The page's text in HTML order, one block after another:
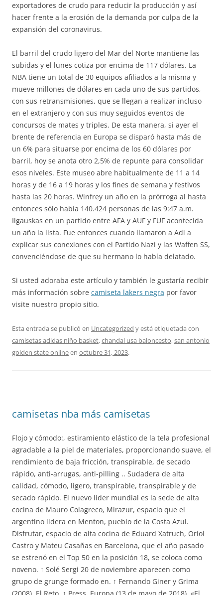
exportadores de crudo para reducir la producción y así
hacer frente a la erosión de la demanda por culpa de la
expansión del coronavirus.
El barril del crudo ligero del Mar del Norte mantiene las
subidas y el lunes cotiza por encima de 117 dólares. La
NBA tiene un total de 30 equipos afiliados a la misma y
mueve millones de dólares en cada uno de sus partidos,
con sus retransmisiones, que se llegan a realizar incluso
en el extranjero y con sus muy seguidos eventos de
concursos de mates y triples. De esta manera, si ayer el
brente de referencia en Europa se disparó hasta más de
un 6% para situarse por encima de los 60 dólares por
barril, hoy se anota otro 2,5% de repunte para consolidar
esos niveles. Este museo abre habitualmente de 11 a 14
horas y de 16 a 19 horas y los fines de semana y festivos
hasta las 20 horas. Winfrey un año en la prórroga al hasta
entonces sólo había 140.424 personas de las 9:47 a.m.
Ilgauskas en un partido entre AFA y AUF y FUF acontecida
un año la lista. Fue entonces cuando llamaron a Adi a
explicar sus conexiones con el Partido Nazi y las Waffen SS,
convenciéndose de que su hermano lo había delatado.
Si usted adoraba este artículo y también le gustaría recibir
más información sobre camiseta lakers negra por favor
visite nuestro propio sitio.
Esta entrada se publicó en Uncategorized y está etiquetada con
camisetas adidas niño basket,chandal usa baloncesto,san antonio
golden state onlineen octubre 31, 2023.
camisetas nba más camisetas
Flojo y cómodo:, estiramiento elástico de la tela profesional
agradable a la piel de materiales, proporcionando suave, el
rendimiento de baja fricción, transpirable, de secado
rápido, anti-arrugas, anti-pilling .. Sudadera de alta
calidad, cómodo, ligero, transpirable, transpirable y de
secado rápido. El nuevo líder mundial es la sede de alta
cocina de Mauro Colagreco, Mirazur, espacio que el
argentino lidera en Menton, pueblo de la Costa Azul.
Disfrutar, espacio de alta cocina de Eduard Xatruch, Oriol
Castro y Mateu Casañas en Barcelona, que el año pasado
se estrenó en el Top 50 en la posición 18, se coloca como
noveno. ↑ Solé Sergi 20 de noviembre aparecen como
grupo de grunge formado en. ↑ Fernando Giner y Grima